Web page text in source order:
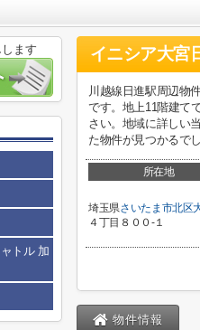
イニシア大宮
川越線日進駅周辺物
です。地上11階建て
さい。地域に詳しい
た物件が見つかるでし
所在地
埼玉県さいたま市北区
４丁目８００-１
物件情報
ます
トル 加